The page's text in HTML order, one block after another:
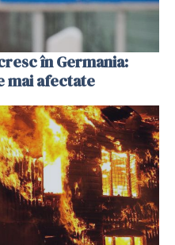
în Germania:
mai afectate